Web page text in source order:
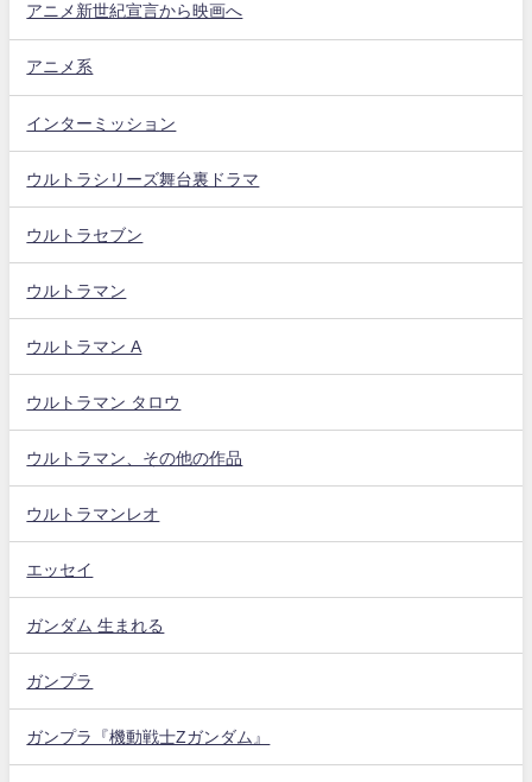
アニメ新世紀宣言から映画へ
アニメ系
インターミッション
ウルトラシリーズ舞台裏ドラマ
ウルトラセブン
ウルトラマン
ウルトラマン A
ウルトラマン タロウ
ウルトラマン、その他の作品
ウルトラマンレオ
エッセイ
ガンダム 生まれる
ガンプラ
ガンプラ『機動戦士Zガンダム』